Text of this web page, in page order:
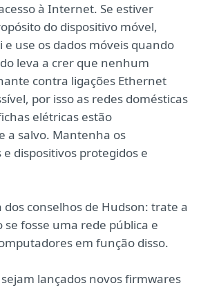
à Internet. Se estiver
do dispositivo móvel,
e use os dados móveis quando
leva a crer que nenhum
contra ligações Ethernet
por isso as redes domésticas
elétricas estão
a salvo. Mantenha os
dispositivos protegidos e
dos conselhos de Hudson: trate a
se fosse uma rede pública e
em função disso.
lançados novos firmwares